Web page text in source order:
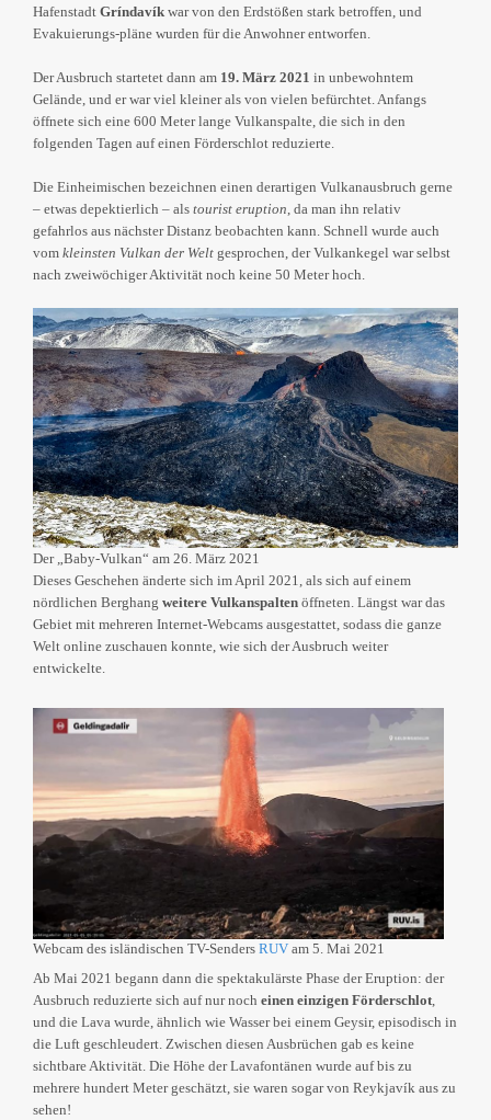
Hafenstadt Gríndavík war von den Erdstößen stark betroffen, und
Evakuierungs-pläne wurden für die Anwohner entworfen.
Der Ausbruch startetet dann am 19. März 2021 in unbewohntem
Gelände, und er war viel kleiner als von vielen befürchtet. Anfangs
öffnete sich eine 600 Meter lange Vulkanspalte, die sich in den
folgenden Tagen auf einen Förderschlot reduzierte.
Die Einheimischen bezeichnen einen derartigen Vulkanausbruch gerne
– etwas depektierlich – als tourist eruption, da man ihn relativ
gefahrlos aus nächster Distanz beobachten kann. Schnell wurde auch
vom kleinsten Vulkan der Welt gesprochen, der Vulkankegel war selbst
nach zweiwöchiger Aktivität noch keine 50 Meter hoch.
Der „Baby-Vulkan“ am 26. März 2021
Dieses Geschehen änderte sich im April 2021, als sich auf einem
nördlichen Berghang weitere Vulkanspalten öffneten. Längst war das
Gebiet mit mehreren Internet-Webcams ausgestattet, sodass die ganze
Welt online zuschauen konnte, wie sich der Ausbruch weiter
entwickelte.
Webcam des isländischen TV-Senders RUV am 5. Mai 2021
Ab Mai 2021 begann dann die spektakulärste Phase der Eruption: der
Ausbruch reduzierte sich auf nur noch einen einzigen Förderschlot
und die Lava wurde, ähnlich wie Wasser bei einem Geysir, episodisch in
die Luft geschleudert. Zwischen diesen Ausbrüchen gab es keine
sichtbare Aktivität. Die Höhe der Lavafontänen wurde auf bis zu
mehrere hundert Meter geschätzt, sie waren sogar von Reykjavík aus zu
sehen!